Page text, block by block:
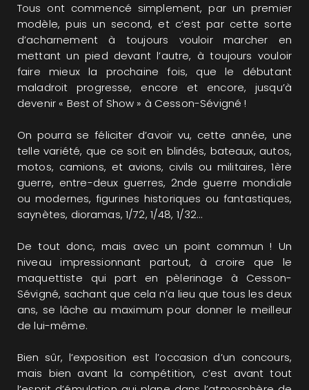
Tous ont commencé simplement, par un premier
modèle, puis un second, et c’est par cette sorte
d’acharnement à toujours vouloir marcher en
mettant un pied devant l’autre, à toujours vouloir
faire mieux la prochaine fois, que le débutant
maladroit progresse, encore et encore, jusqu’à
devenir « Best of Show » à Cesson-Sévigné !
On pourra se féliciter d’avoir vu, cette année, une
telle variété, que ce soit en blindés, bateaux, autos,
motos, camions, et avions, civils ou militaires, 1ère
guerre, entre-deux guerres, 2nde guerre mondiale
ou modernes, figurines historiques ou fantastiques,
saynètes, dioramas, 1/72, 1/48, 1/32…
De tout donc, mais avec un point commun ! Un
niveau impressionnant partout, à croire que le
maquettiste qui part en pèlerinage à Cesson-
Sévigné, sachant que cela n’a lieu que tous les deux
ans, se lâche au maximum pour donner le meilleur
de lui-même.
Bien sûr, l’exposition est l’occasion d’un concours,
mais bien avant la compétition, c’est avant tout